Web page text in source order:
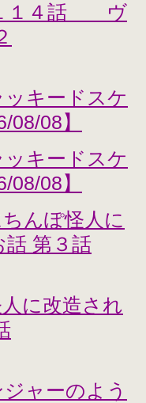
１４話 ヴ
ッキードスケ
08】
ッキードスケ
08】
ちんぽ怪人に
第３話
に改造され
ャーのよう